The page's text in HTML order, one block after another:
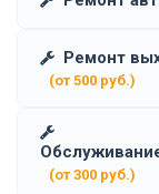
Ремонт
(от 500 руб.)
(от 300 руб.)